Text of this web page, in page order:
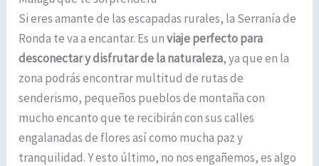
Si eres amante de las escapadas rurales, la Serranía de
Ronda te va a encantar. Es unviaje perfecto para
desconectar y disfrutar de la naturaleza, ya que en la
zona podrás encontrar multitud de rutas de
senderismo, pequeños pueblos de montaña con
mucho encanto que te recibirán con sus calles
engalanadas de flores así como mucha paz y
tranquilidad. Y esto último, no nos engañemos, es algo